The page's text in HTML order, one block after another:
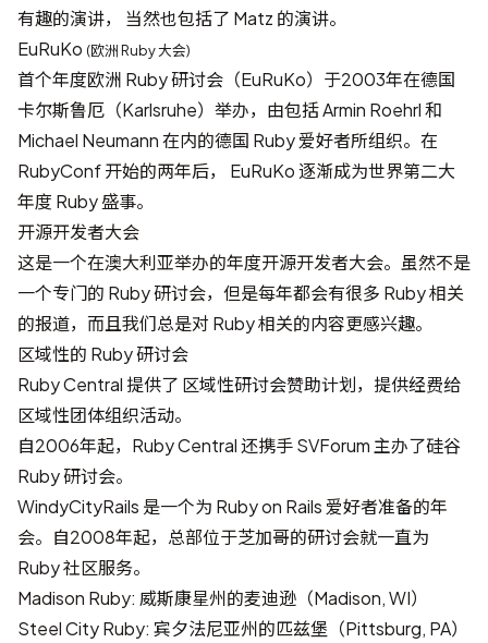
有趣的演讲， 当然也包括了 Matz 的演讲。
EuRuKo (欧洲 Ruby 大会)
首个年度欧洲 Ruby 研讨会（EuRuKo）于2003年在德国
卡尔斯鲁厄（Karlsruhe）举办，由包括 Armin Roehrl 和
Michael Neumann 在内的德国 Ruby 爱好者所组织。在
RubyConf 开始的两年后， EuRuKo 逐渐成为世界第二大
年度 Ruby 盛事。
开源开发者大会
这是一个在澳大利亚举办的年度开源开发者大会。虽然不是
一个专门的 Ruby 研讨会，但是每年都会有很多 Ruby 相关
的报道，而且我们总是对 Ruby 相关的内容更感兴趣。
区域性的 Ruby 研讨会
Ruby Central提供了 区域性研讨会赞助计划，提供经费给
区域性团体组织活动。
自2006年起，Ruby Central 还携手SVForum 主办了硅谷
Ruby 研讨会。
WindyCityRails 是一个为 Ruby on Rails 爱好者准备的年
会。自2008年起，总部位于芝加哥的研讨会就一直为
Ruby 社区服务。
Madison Ruby: 威斯康星州的麦迪逊（Madison, WI）
Steel City Ruby: 宾夕法尼亚州的匹兹堡（Pittsburg, PA）